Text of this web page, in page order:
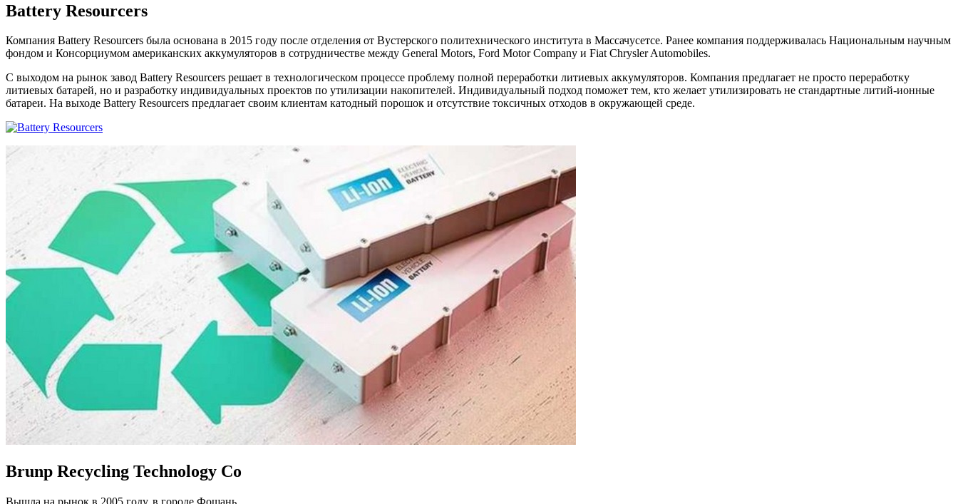
Battery Resourcers
Компания Battery Resourcers была основана в 2015 году после отделения от Вустерского политехнического института в Массачусетсе. Ранее компания поддерживалась Национальным научным
фондом и Консорциумом американских аккумуляторов в сотрудничестве между General Motors, Ford Motor Company и Fiat Chrysler Automobiles.
С выходом на рынок завод Battery Resourcers решает в технологическом процессе проблему полной переработки литиевых аккумуляторов. Компания предлагает не просто переработку
литиевых батарей, но и разработку индивидуальных проектов по утилизации накопителей. Индивидуальный подход поможет тем, кто желает утилизировать не стандартные литий-ионные
батареи. На выходе Battery Resourcers предлагает своим клиентам катодный порошок и отсутствие токсичных отходов в окружающей среде.
Brunp Recycling Technology Co